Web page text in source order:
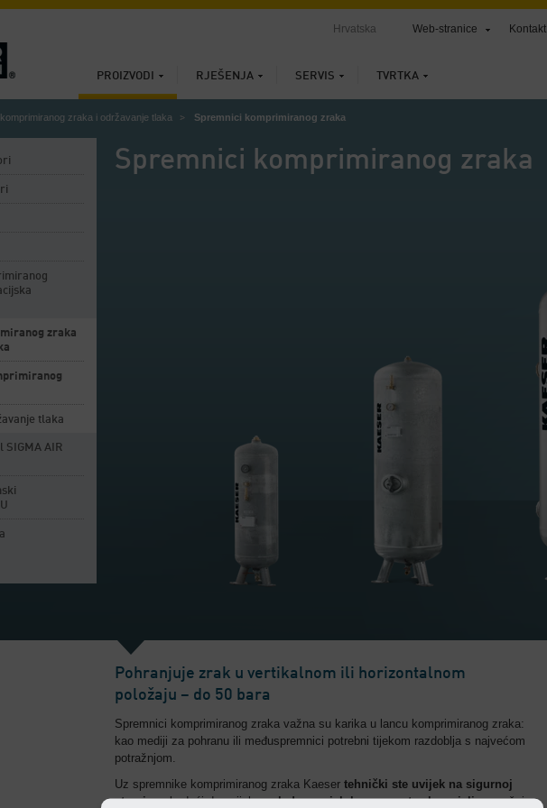
PROIZVODI RJEŠENJA SERVIS TVRTKA
Hrvatska Web-stranice Kontakt
zraka i održavanje tlaka Spremnici komprimiranog zraka
Spremnici komprimiranog zraka
zraka
tlaka
SIGMA AIR
Pohranjuje zrak u vertikalnom ili horizontalnom
položaju – do 50 bara
Spremnici komprimiranog zraka važna su karika u lancu komprimiranog zraka:
kao mediji za pohranu ili međuspremnici potrebni tijekom razdoblja s najvećom
potražnjom.
Uz spremnike komprimiranog zraka Kaeser tehnički ste uvijek na sigurnoj
strani– a budući da uvijeksagledamo cjelokupan sustav kao cjelinu, važni